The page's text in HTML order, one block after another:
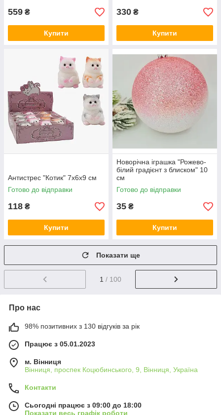
559 ₴
Купити
330 ₴
Купити
Антистрес "Котик" 7х6х9 см
Готово до відправки
118 ₴
Купити
Новорічна іграшка "Рожево-
білий градієнт з блиском" 10
см
Готово до відправки
35 ₴
Купити
Показати ще
1 / 100
Про нас
98% позитивних з 130 відгуків за рік
Працює з 05.01.2023
м. Вінниця
Вінниця, проспек Коцюбинського, 9, Вінниця, Україна
Контакти
Сьогодні працює з 09:00 до 18:00
Показати весь графік роботи